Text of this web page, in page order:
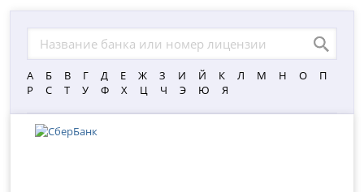
А Б В Г Д Е Ж З И Й К Л М Н О
П
Р
С Т У Ф Х Ц Ч Э Ю Я